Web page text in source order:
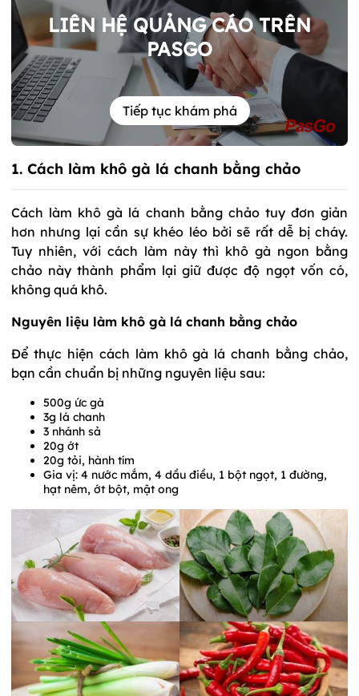
LIÊN HỆ QUẢNG CÁO TRÊN
PASGO
Tiếp tục khám phá
1. Cách làm khô gà lá chanh bằng chảo
Cách làm khô gà lá chanh bằng chảo tuy đơn giản
hơn nhưng lại cần sự khéo léo bởi sẽ rất dễ bị cháy.
Tuy nhiên, với cách làm này thì khô gà ngon bằng
chảo này thành phẩm lại giữ được độ ngọt vốn có,
không quá khô.
Nguyên liệu làm khô gà lá chanh bằng chảo
Để thực hiện cách làm khô gà lá chanh bằng chảo,
bạn cần chuẩn bị những nguyên liệu sau:
500g ức gà
3g lá chanh
3 nhánh sả
20g ớt
20g tỏi, hành tím
Gia vị: 4 nước mắm, 4 dầu điều, 1 bột ngọt, 1 đường,
hạt nêm, ớt bột, mật ong